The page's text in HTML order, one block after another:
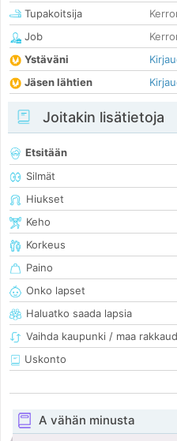
Tupakoitsija
Job
Ystäväni
Jäsen lähtien
Joitakin lisätietoja
Etsitään
Silmät
Hiukset
Keho
Korkeus
Paino
Onko lapset
Haluatko saada lapsia
Vaihda kaupunki / maa
Uskonto
A vähän minusta